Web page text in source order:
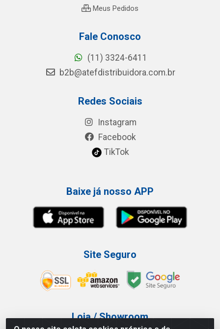
Meus Pedidos
Fale Conosco
(11) 3324-6411
b2b@atefdistribuidora.com.br
Redes Sociais
Instagram
Facebook
TikTok
Baixe já nosso APP
Site Seguro
Loja / Showroom